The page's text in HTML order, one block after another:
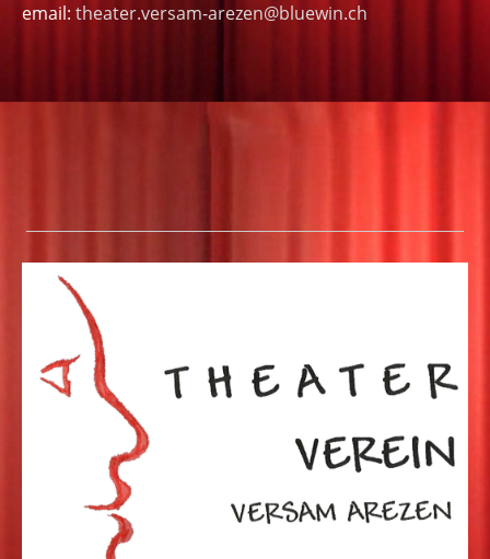
email: theater.versam-arezen@bluewin.ch